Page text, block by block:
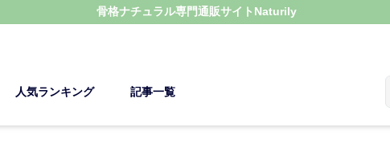
骨格ナチュラル専門通販サイト Naturily
人気ランキング 記事一覧